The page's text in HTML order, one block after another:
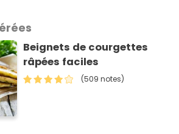
Beignets de courgettes
râpées faciles
(509 notes)